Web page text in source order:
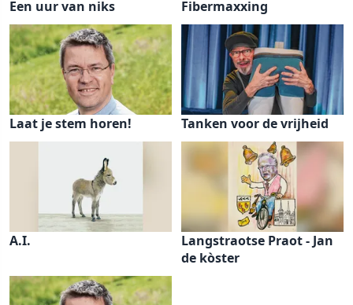
Een uur van niks Fibermaxxing
Laat je stem horen! Tanken voor de vrijheid
A.I.
Langstraotse Praot - Jan
de kòster